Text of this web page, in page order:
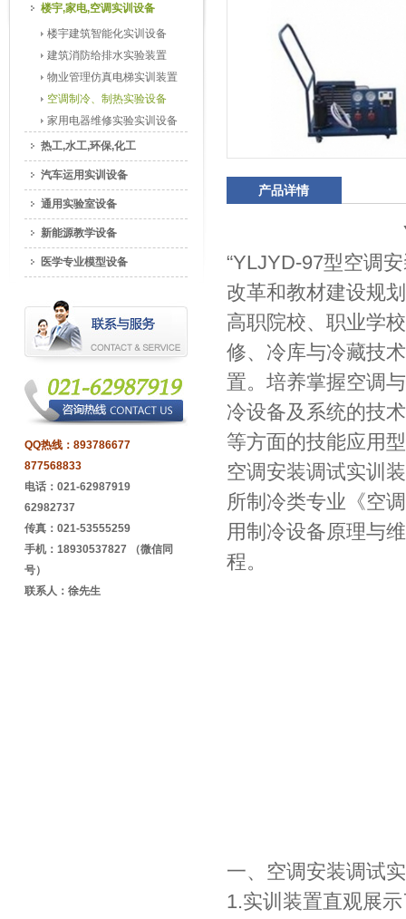
产品详情
“YLJYD-97型空调
改革和教材建设规
高职院校、职业学
修、冷库与冷藏技
置。培养掌握空调
冷设备及系统的技
等方面的技能应用
空调安装调试实训
所制冷类专业《空
用制冷设备原理与
程。
一、空调安装调试
1.实训装置直观展
楼宇,家电,空调实训设备
楼宇建筑智能化实训设备
建筑消防给排水实验装置
物业管理仿真电梯实训装置
空调制冷、制热实验设备
家用电器维修实验实训设备
热工,水工,环保,化工
汽车运用实训设备
通用实验室设备
新能源教学设备
医学专业模型设备
QQ热线： 893786677
877568833
电话：021-62987919
62982737
传真：021-53555259
手机：18930537827 （微信同
号）
联系人：徐先生